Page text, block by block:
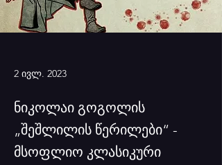
2 ივლ. 2023
ნიკოლაი გოგოლის
„შეშლილის წერილები“ -
მსოფლიო კლასიკური